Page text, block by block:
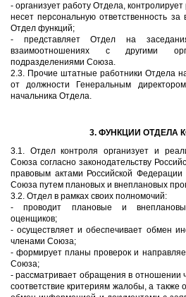
- организует работу Отдела,
несет персональную ответственность
Отдел функций;
- представляет Отдел на
взаимоотношениях с другими
подразделениями Союза.
2.3. Прочие штатные работники Отдела
от должности Генеральным
начальника Отдела.
3. ФУНКЦИИ ОТДЕЛА
3.1. Отдел контроля организует и
Союза согласно законодательству
правовым актами Российской
Союза путем плановых и внеплановых
3.2. Отдел в рамках своих полномочий:
- проводит плановые и
оценщиков;
- осуществляет и обеспечивает обмен
членами Союза;
- формирует планы проверок и
Союза;
- рассматривает обращения в отношении
соответствие критериям жалобы, а также